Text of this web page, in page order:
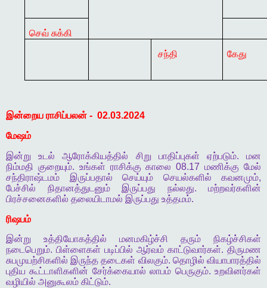
செவ் சுக்கி
சந்தி கேது
இன்றைய ராசிப்பலன் - 02.03.2024
மேஷம்
இன்று
உடல் ஆரோக்கியத்தில் சிறு பாதிப்புகள் ஏற்படும்.மன
நிம்மதி குறையும். உங்கள் ராசிக்கு காலை 08.17மணிக்கு மேல்
சந்திராஷ்டமம்
இருப்பதால் செய்யும் செயல்களில் கவனமும்,
பேச்சில்
நிதானத்துடனும் இருப்பது நல்லது. மற்றவர்களின்
பிரச்சனைகளில் தலையிடாமல் இருப்பது உத்தமம்.
ரிஷபம்
இன்று
உத்தியோகத்தில் மனமகிழ்ச்சி தரும்
நிகழ்ச்சிகள்
நடைபெறும். பிள்ளைகள் படிப்பில் ஆர்வம் காட்டுவார்கள். திருமண
சுபமுயற்சிகளில் இருந்த தடைகள் விலகும். தொழில் வியாபாரத்தில்
புதிய கூட்டாளிகளின் சேர்க்கையால் லாபம் பெருகும்.உறவினர்கள்
வழியில் அனுகூலம் கிட்டும்.